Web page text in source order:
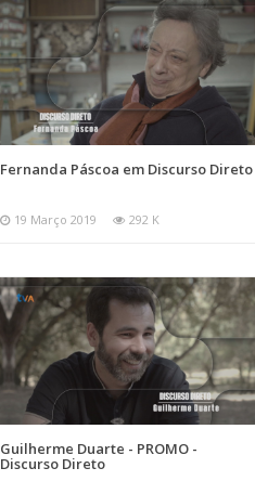
Fernanda Páscoa em Discurso Direto
19 Março 2019 292 K
Guilherme Duarte - PROMO -
Discurso Direto